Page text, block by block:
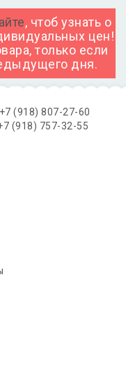
, чтоб узнать о
цен!
только если
дня.
+7 (918) 807-27-60
(918) 757-32-55